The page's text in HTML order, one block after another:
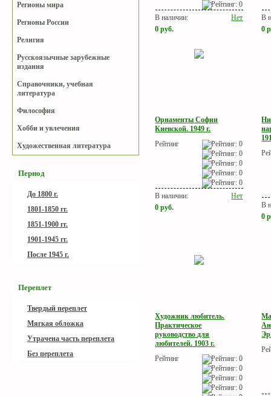
Регионы мира
Регионы России
Религия
Русскоязычные зарубежные
издания
Справочники, учебная
литература
Философия
Хобби и увлечения
Художественная литература
Период
До 1800 г.
1801-1850 гг.
1851-1900 гг.
1901-1945 гг.
После 1945 г.
Переплет
Твердый переплет
Мягкая обложка
Утрачена часть переплета
Без переплета
В наличии:
Нет
0руб.
В
0
Орнаменты Софии
Киевской. 1949 г.
Рейтинг
В наличии:
Нет
0руб.
В
0
Художник любитель.
Практическое
руководство для
любителей. 1903 г.
Рейтинг